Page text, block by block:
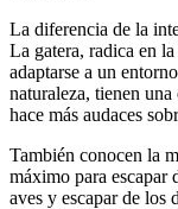
La diferencia de la
La gatera, radica en
adaptarse a un
naturaleza, tienen
hace más audaces
También conocen la
máximo para escapar
aves y escapar de los